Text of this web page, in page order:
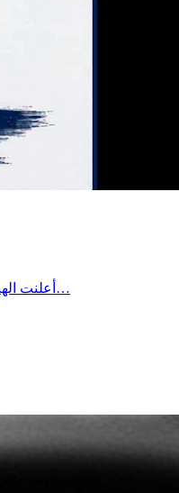
أعلنت الهيئة المديرة للتقدم الرياضي بساقية الداير مؤخرا عن تعيين السيد بلال بن علية رئيسًا لفرع كرة القدم وتمنت له كامل التوفيق والنجاح في مهمته، لما فيه…